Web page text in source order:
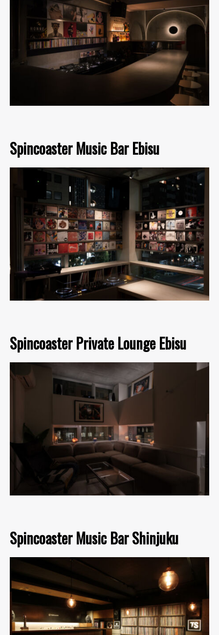
Spincoaster Music Bar Ebisu
Spincoaster Private Lounge Ebisu
Spincoaster Music Bar Shinjuku